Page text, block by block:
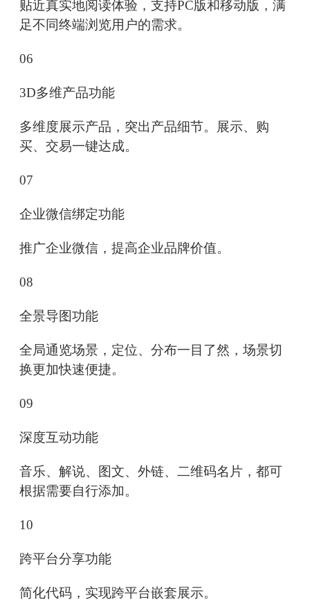
贴近真实地阅读体验，支持PC版和移动版，满
足不同终端浏览用户的需求。
06
3D多维产品功能
多维度展示产品，突出产品细节。展示、购
买、交易一键达成。
07
企业微信绑定功能
推广企业微信，提高企业品牌价值。
08
全景导图功能
全局通览场景，定位、分布一目了然，场景切
换更加快速便捷。
09
深度互动功能
音乐、解说、图文、外链、二维码名片，都可
根据需要自行添加。
10
跨平台分享功能
简化代码，实现跨平台嵌套展示。